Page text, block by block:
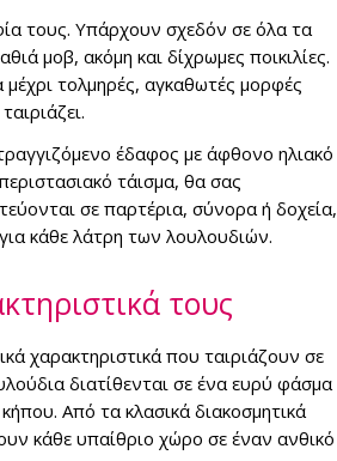
τους. Υπάρχουν σχεδόν σε όλα τα
μοβ, ακόμη και δίχρωμες ποικιλίες.
τολμηρές, αγκαθωτές μορφές
έδαφος με άφθονο ηλιακό
τάισμα, θα σας
σε παρτέρια, σύνορα ή δοχεία,
κάθε λάτρη των λουλουδιών.
τους
χαρακτηριστικά που ταιριάζουν σε
διατίθενται σε ένα ευρύ φάσμα
Από τα κλασικά διακοσμητικά
κάθε υπαίθριο χώρο σε έναν ανθικό